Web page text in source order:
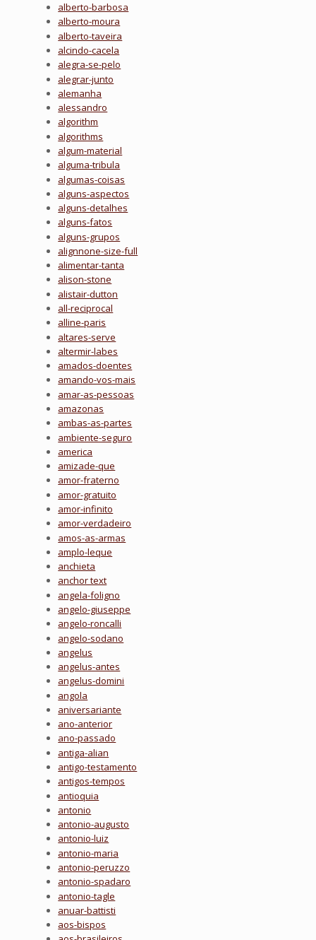
alberto-barbosa
alberto-moura
alberto-taveira
alcindo-cacela
alegra-se-pelo
alegrar-junto
alemanha
alessandro
algorithm
algorithms
algum-material
alguma-tribula
algumas-coisas
alguns-aspectos
alguns-detalhes
alguns-fatos
alguns-grupos
alignnone-size-full
alimentar-tanta
alison-stone
alistair-dutton
all-reciprocal
alline-paris
altares-serve
altermir-labes
amados-doentes
amando-vos-mais
amar-as-pessoas
amazonas
ambas-as-partes
ambiente-seguro
america
amizade-que
amor-fraterno
amor-gratuito
amor-infinito
amor-verdadeiro
amos-as-armas
amplo-leque
anchieta
anchor text
angela-foligno
angelo-giuseppe
angelo-roncalli
angelo-sodano
angelus
angelus-antes
angelus-domini
angola
aniversariante
ano-anterior
ano-passado
antiga-alian
antigo-testamento
antigos-tempos
antioquia
antonio
antonio-augusto
antonio-luiz
antonio-maria
antonio-peruzzo
antonio-spadaro
antonio-tagle
anuar-battisti
aos-bispos